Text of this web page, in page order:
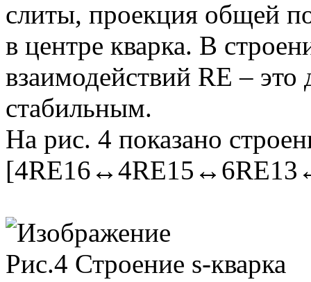
слиты, проекция общей
в центре кварка. В
взаимодействий RE –
стабильным.
На рис. 4 показано
Рис.4 Строение s-кварка